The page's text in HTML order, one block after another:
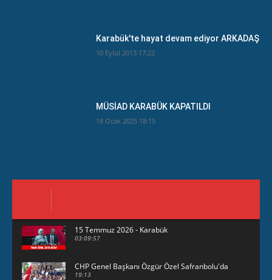
Karabük'te hayat devam ediyor ARKADAŞ
10 Eylül 2013 17:22
MÜSİAD KARABÜK KAPATILDI
18 Ocak 2025 18:15
15 Temmuz 2026 - Karabük
03:09:57
CHP Genel Başkanı Özgür Özel Safranbolu'da
19:13